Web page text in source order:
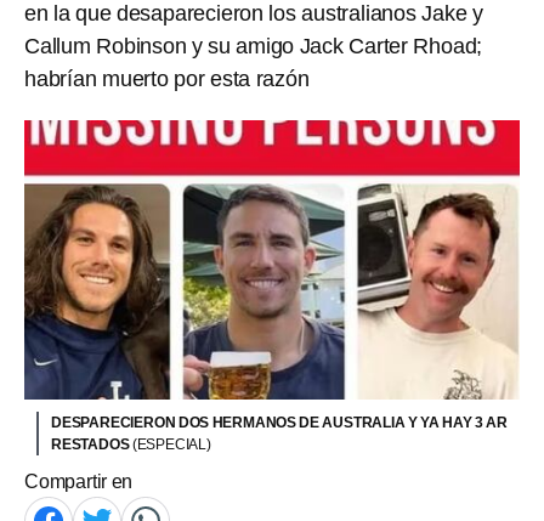
en la que desaparecieron los australianos Jake y
Callum Robinson y su amigo Jack Carter Rhoad;
habrían muerto por esta razón
DESPARECIERON DOS HERMANOS DE AUSTRALIA Y YA HAY 3 AR
RESTADOS(ESPECIAL)
Compartir en